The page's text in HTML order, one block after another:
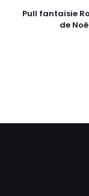
Pull fantaisie
de